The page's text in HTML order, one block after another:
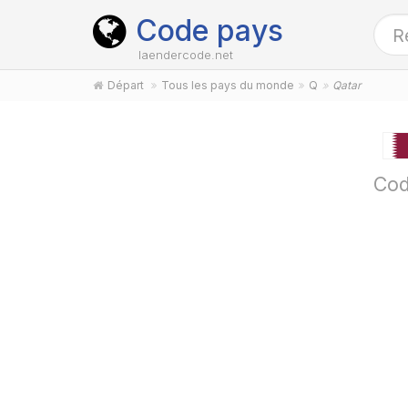
Code pays
laendercode.net
Départ Tous les pays du monde Q Qatar